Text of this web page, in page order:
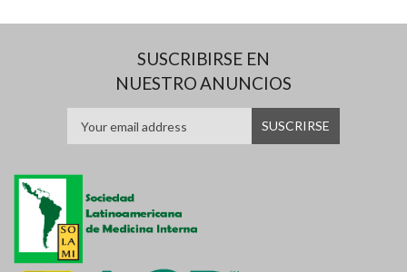
SUSCRIBIRSE EN
NUESTRO ANUNCIOS